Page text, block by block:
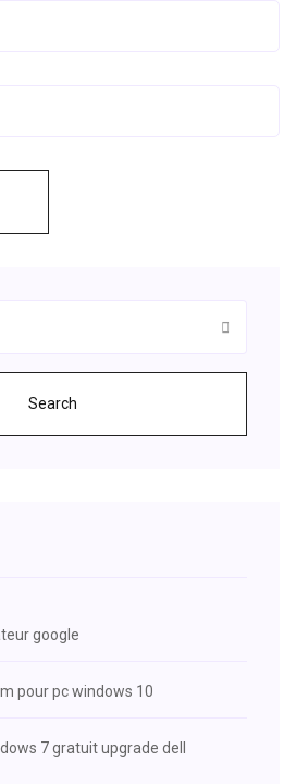
Search
google
pour pc windows 10
7 gratuit upgrade dell